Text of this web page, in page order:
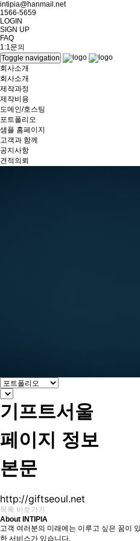
intipia@hanmail.net
1566-5659
LOGIN
SIGN UP
FAQ
1:1문의
Toggle navigation
회사소개
회사소개
제작과정
제작비용
도메인/호스팅
포트폴리오
샘플 홈페이지
고객과 함께
공지사항
견적의뢰
기프트서울
페이지 정보
본문
http://giftseoul.net
목록 바로가기
About INTIPIA
고객 여러분의 미래에는 이루고 싶은 꿈이
한 서비스가 있습니다.